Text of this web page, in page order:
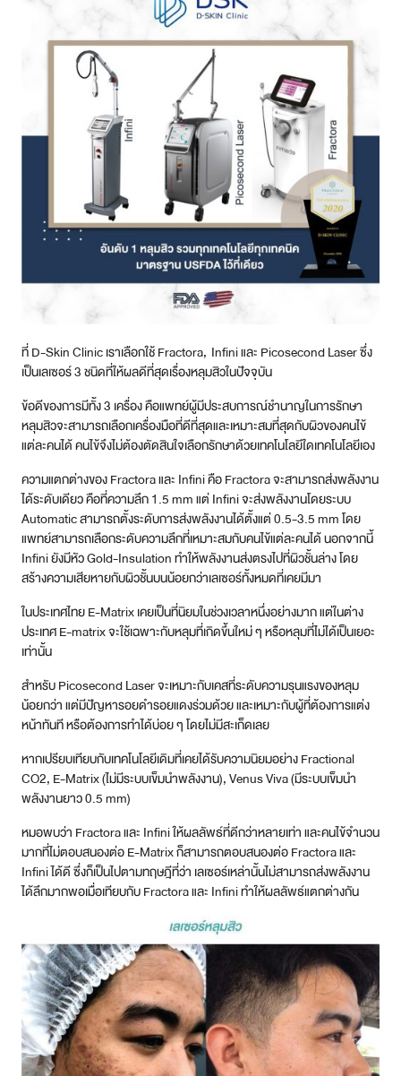
ที่ D-Skin Clinic เราเลือกใช้ Fractora, Infini และ Picosecond Laser ซึ่ง
เป็นเลเซอร์ 3 ชนิดที่ให้ผลดีที่สุดเรื่องหลุมสิวในปัจจุบัน
ข้อดีของการมีทั้ง 3 เครื่อง คือแพทย์ผู้มีประสบการณ์ชำนาญในการรักษา
หลุมสิวจะสามารถเลือกเครื่องมือที่ดีที่สุดและเหมาะสมที่สุดกับผิวของคนไข้
แต่ละคนได้ คนไข้จึงไม่ต้องตัดสินใจเลือกรักษาด้วยเทคโนโลยีใดเทคโนโลยีเอง
ความแตกต่างของ Fractora และ Infini คือ Fractora จะสามารถส่งพลังงาน
ได้ระดับเดียว คือที่ความลึก 1.5 mm แต่ Infini จะส่งพลังงานโดยระบบ
Automatic สามารถตั้งระดับการส่งพลังงานได้ตั้งแต่ 0.5-3.5 mm โดย
แพทย์สามารถเลือกระดับความลึกที่เหมาะสมกับคนไข้แต่ละคนได้ นอกจากนี้
Infini ยังมีหัว Gold-Insulation ทำให้พลังงานส่งตรงไปที่ผิวชั้นล่าง โดย
สร้างความเสียหายกับผิวชั้นบนน้อยกว่าเลเซอร์ทั้งหมดที่เคยมีมา
ในประเทศไทย E-Matrix เคยเป็นที่นิยมในช่วงเวลาหนึ่งอย่างมาก แต่ในต่าง
ประเทศ E-matrix จะใช้เฉพาะกับหลุมที่เกิดขึ้นใหม่ ๆ หรือหลุมที่ไม่ได้เป็นเยอะ
เท่านั้น
สำหรับ Picosecond Laser จะเหมาะกับเคสที่ระดับความรุนแรงของหลุม
น้อยกว่า แต่มีปัญหารอยดำรอยแดงร่วมด้วย และเหมาะกับผู้ที่ต้องการแต่ง
หน้าทันที หรือต้องการทำได้บ่อย ๆ โดยไม่มีสะเก็ดเลย
หากเปรียบเทียบกับเทคโนโลยีเดิมที่เคยได้รับความนิยมอย่าง Fractional
CO2, E-Matrix (ไม่มีระบบเข็มนำพลังงาน), Venus Viva (มีระบบเข็มนำ
พลังงานยาว 0.5 mm)
หมอพบว่า Fractora และ Infini ให้ผลลัพธ์ที่ดีกว่าหลายเท่า และคนไข้จำนวน
มากที่ไม่ตอบสนองต่อ E-Matrix ก็สามารถตอบสนองต่อ Fractora และ
Infini ได้ดี ซึ่งก็เป็นไปตามทฤษฎีที่ว่า เลเซอร์เหล่านั้นไม่สามารถส่งพลังงาน
ได้ลึกมากพอเมื่อเทียบกับ Fractora และ Infini ทำให้ผลลัพธ์แตกต่างกัน